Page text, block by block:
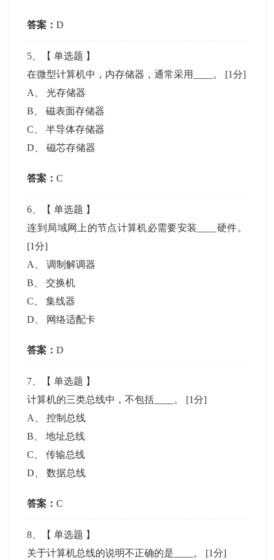
答案：D
5 、【单选题 】
在微型计算机中，内存储器，通常采用____。 [1分]
A
、光存储器
B 、磁表面存储器
C 、半导体存储器
D 、磁芯存储器
答案：C
6 、【单选题 】
连到局域网上的节点计算机必需要安装____硬件。
[1分]
A
、调制解调器
B 、交换机
C 、集线器
D
网络适配卡
答案：D
7 、【单选题 】
计算机的三类总线中，不包括____。 [1分]
A
、控制总线
B 、地址总线
C 、传输总线
D 、数据总线
答案：C
8 、【单选题 】
关于计算机总线的说明不正确的是____。 [1分]